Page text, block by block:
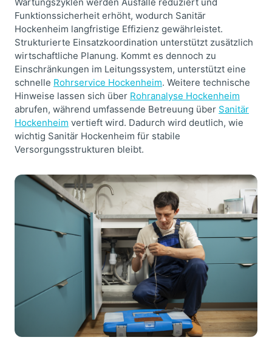
Funktionssicherheit erhöht, wodurch Sanitär
Hockenheim langfristige Effizienz gewährleistet.
Strukturierte Einsatzkoordination unterstützt zusätzlich
wirtschaftliche Planung. Kommt es dennoch zu
Einschränkungen im Leitungssystem, unterstützt eine
schnelle Rohrservice Hockenheim. Weitere technische
Hinweise lassen sich über Rohranalyse Hockenheim
abrufen, während umfassende Betreuung über Sanitär
Hockenheim vertieft wird. Dadurch wird deutlich, wie
wichtig Sanitär Hockenheim für stabile
Versorgungsstrukturen bleibt.